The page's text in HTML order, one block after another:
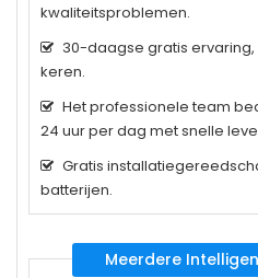
kwaliteitsproblemen.
30-daagse gratis
keren.
Het professionele team
24 uur per dag met snelle
Gratis
batterijen.
Meerdere